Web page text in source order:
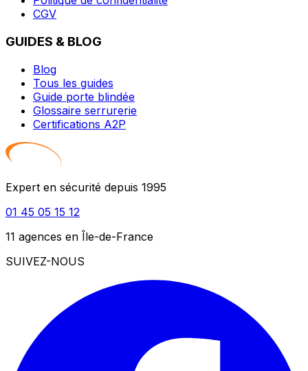
CGV
GUIDES & BLOG
Blog
Tous les guides
Guide porte blindée
Glossaire serrurerie
Certifications A2P
Expert en sécurité depuis 1995
01 45 05 15 12
11 agences en Île-de-France
SUIVEZ-NOUS